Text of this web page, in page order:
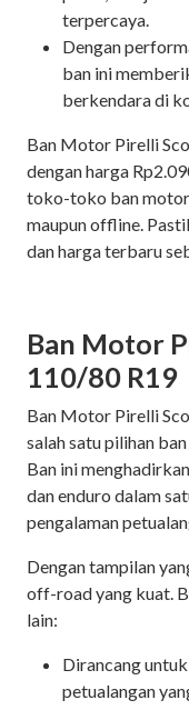
terpercaya.
Dengan
ban ini
berkendara di
Ban Motor Pirelli
dengan harga
toko-toko ban
maupun offline.
dan harga terbaru
Ban Motor
110/80 R19
Ban Motor Pirelli
salah satu pilihan
Ban ini
dan enduro dalam
pengalaman
Dengan tampilan
off-road yang kuat.
lain:
Dirancang
petualangan